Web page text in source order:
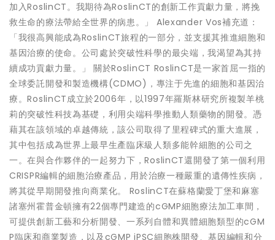
加入RoslinCT。我期待為RoslinCT的創新工作貢獻力量，將挽
救生命的療法帶給全世界的病患。」 Alexander Vos補充道：
「我很高興能成為RoslinCT旅程的一部分，並支援其推進細胞和
基因治療的使命。公司處於突破性科學的最尖端，我渴望為其持
續成功貢獻力量。」 關於RoslinCT RoslinCT是一家首屈一指的
全球委託開發和製造機構(CDMO)，專注于先進的細胞和基因治
療。RoslinCT成立於2006年，以1997年羅斯林研究所複製羊桃
莉的突破性科技為基礎，利用尖端科學推動人類藥物的開發。憑
藉其在該領域的卓越傳統，該公司取得了里程碑式的重大進展，
其中包括成為世界上最早生產臨床級人類多能幹細胞的公司之
一。在與合作夥伴的一起努力下，RoslinCT還開發了第一個利用
CRISPR編輯的細胞治療產品，用於治療一種嚴重的遺傳性疾病，
將其從早期開發推向商業化。 RoslinCT在蘇格蘭愛丁堡和麻塞
諸塞州霍普金頓擁有22個專門建造的cGMP細胞療法加工車間，
可提供創新工藝和分析開發、一系列自體和異體細胞類型的cGM
P臨床和商業製造，以及cGMP iPSC細胞株開發、基因編輯和分